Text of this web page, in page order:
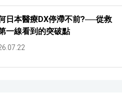
日本醫療DX停滯不前?──從救
一線看到的突破點